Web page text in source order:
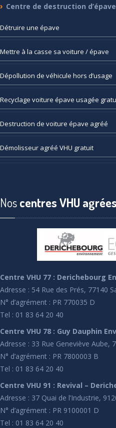
Centre de destruction d’épave
Détruire une épave
Mettre à la casse sa voiture / épave
Dépollution de véhicule hors d’usage
Recyclage voiture épave usagée
Destruction de voiture épave agréé
Démolisseur agréé VHU gratuit
Noscentres VHU
Centre VHU 77 : Derichebourg
Adresse : 54 Rue des Prés, 77140
N° d’agrément : PR 770035 D
Tel : 01 83 64 20 40
Centre VHU 78 : Guy Dauphin
Adresse : 33 Rue Geneviève Aube,
N° d’agrément : PR 7800003 B
Tel : 01 83 64 20 40
Centre VHU 91 : Revival –
Adresse : 37 Quai de l’Industrie,
N° d’agrément : PR 9100001 D
Tel : 01 83 64 20 40